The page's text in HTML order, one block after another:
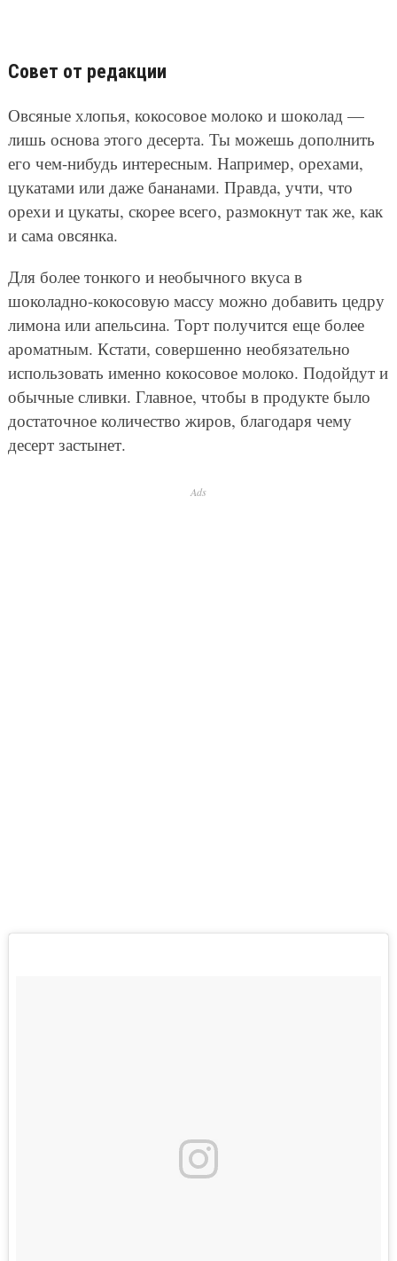
Совет от редакции
Овсяные хлопья, кокосовое молоко и шоколад —
лишь основа этого десерта. Ты можешь дополнить
его чем-нибудь интересным. Например, орехами,
цукатами или даже бананами. Правда, учти, что
орехи и цукаты, скорее всего, размокнут так же, как
и сама овсянка.
Для более тонкого и необычного вкуса в
шоколадно-кокосовую массу можно добавить цедру
лимона или апельсина. Торт получится еще более
ароматным. Кстати, совершенно необязательно
использовать именно кокосовое молоко. Подойдут и
обычные сливки. Главное, чтобы в продукте было
достаточное количество жиров, благодаря чему
десерт застынет.
Ads